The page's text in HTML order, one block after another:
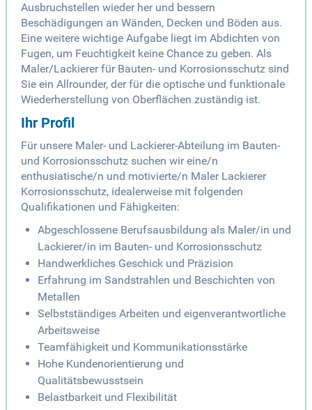
Ausbruchstellen wieder her und bessern
Beschädigungen an Wänden, Decken und Böden aus.
Eine weitere wichtige Aufgabe liegt im Abdichten von
Fugen, um Feuchtigkeit keine Chance zu geben. Als
Maler/Lackierer für Bauten- und Korrosionsschutz sind
Sie ein Allrounder, der für die optische und funktionale
Wiederherstellung von Oberflächen zuständig ist.
Ihr Profil
Für unsere Maler- und Lackierer-Abteilung im Bauten-
und Korrosionsschutz suchen wir eine/n
enthusiatische/n und motivierte/n Maler Lackierer
Korrosionsschutz, idealerweise mit folgenden
Qualifikationen und Fähigkeiten:
Abgeschlossene Berufsausbildung als Maler/in und
Lackierer/in im Bauten- und Korrosionsschutz
Handwerkliches Geschick und Präzision
Erfahrung im Sandstrahlen und Beschichten von
Metallen
Selbstständiges Arbeiten und eigenverantwortliche
Arbeitsweise
Teamfähigkeit und Kommunikationsstärke
Hohe Kundenorientierung und
Qualitätsbewusstsein
Belastbarkeit und Flexibilität